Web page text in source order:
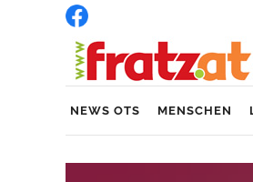
NEWS OTS MENSCHEN